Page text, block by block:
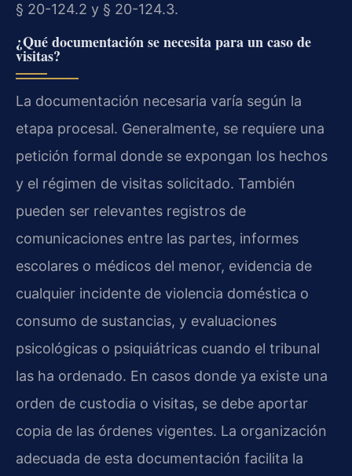
§ 20-124.2 y § 20-124.3.
¿Qué documentación se necesita para un caso de
visitas?
La documentación necesaria varía según la
etapa procesal. Generalmente, se requiere una
petición formal donde se expongan los hechos
y el régimen de visitas solicitado. También
pueden ser relevantes registros de
comunicaciones entre las partes, informes
escolares o médicos del menor, evidencia de
cualquier incidente de violencia doméstica o
consumo de sustancias, y evaluaciones
psicológicas o psiquiátricas cuando el tribunal
las ha ordenado. En casos donde ya existe una
orden de custodia o visitas, se debe aportar
copia de las órdenes vigentes. La organización
adecuada de esta documentación facilita la